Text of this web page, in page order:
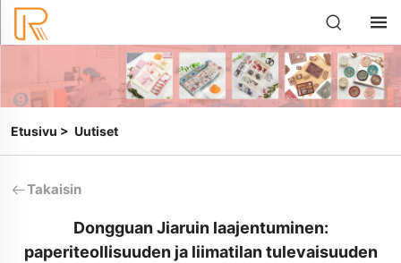
Etusivu > Uutiset
Takaisin
Dongguan Jiaruin laajentuminen:
paperiteollisuuden ja liimatilan tulevaisuuden